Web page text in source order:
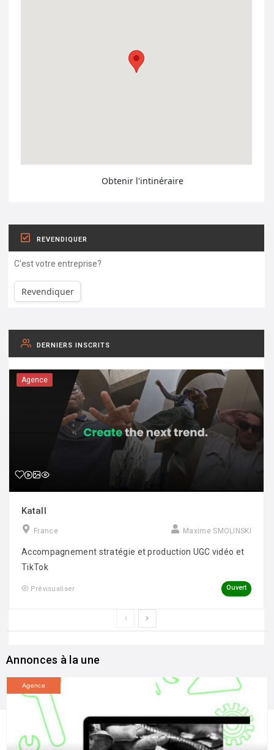
Obtenir l'intinéraire
REVENDIQUER
C'est votre entreprise?
Revendiquer
DERNIERS INSCRITS
Agence
Katall
France Maxime SMOLINSKI
Accompagnement stratégie et production UGC vidéo et
TikTok
Prévisualiser Ouvert
Annonces à la une
Agence